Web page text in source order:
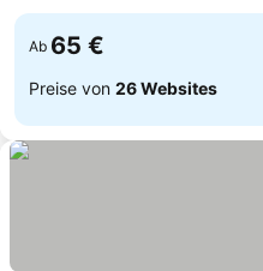
Ab 65 €
Preise von 26 Websites